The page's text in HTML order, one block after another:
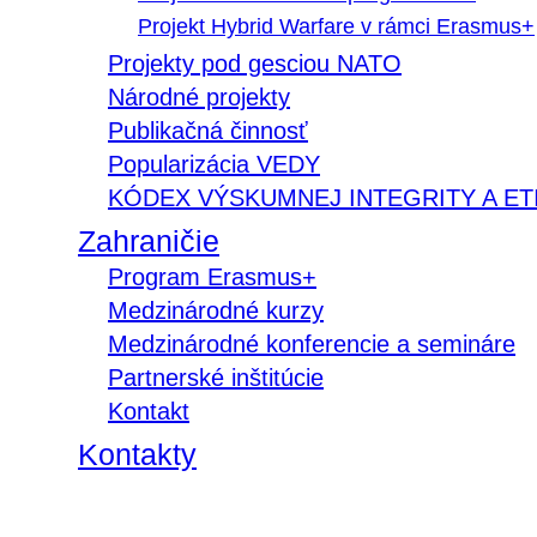
Projekt Hybrid Warfare v rámci Erasmus+
Projekty pod gesciou NATO
Národné projekty
Publikačná činnosť
Popularizácia VEDY
KÓDEX VÝSKUMNEJ INTEGRITY A
Zahraničie
Program Erasmus+
Medzinárodné kurzy
Medzinárodné konferencie a semináre
Partnerské inštitúcie
Kontakt
Kontakty